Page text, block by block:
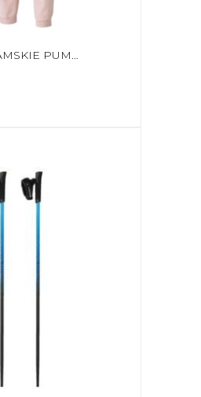
SPODNIE DAMSKIE PUMA MODERN SPORTS PANTS RÓŻOWE 589489 36